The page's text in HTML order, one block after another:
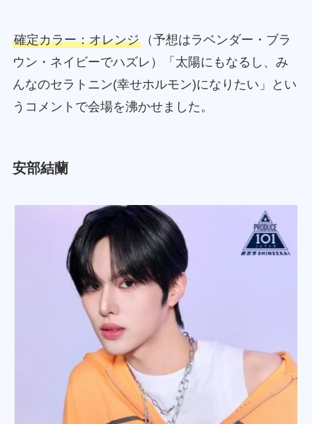
確定カラー：オレンジ（予想はラベンダー・ブラ
ウン・ネイビーでハズレ）「太陽にもなるし、み
んなのセラトニン(幸せホルモン)になりたい」とい
うコメントで会場を沸かせました。
安部結蘭